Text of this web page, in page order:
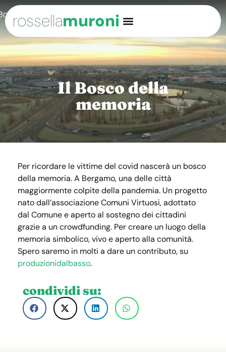
rossellamuroni
Il Bosco della
memoria
condividi su:
Per ricordare le vittime del covid nascerà un bosco
della memoria. A Bergamo, una delle città
maggiormente colpite della pandemia. Un progetto
nato dall’associazione Comuni Virtuosi, adottato
dal Comune e aperto al sostegno dei cittadini
grazie a un crowdfunding. Per creare un luogo della
memoria simbolico, vivo e aperto alla comunità.
Spero saremo in molti a dare un contributo, su
produzionidalbasso.